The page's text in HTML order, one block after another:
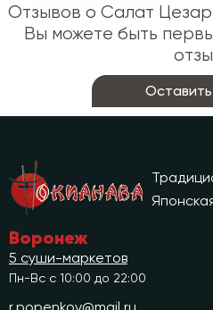
Отзывов о Салат
Вы можете быть
Воронеж
5 суши-маркетов
Пн-Вс с 10:00 до 22:00